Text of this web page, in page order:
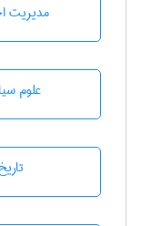
مديريت
علوم